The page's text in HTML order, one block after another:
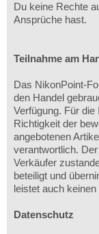
Du keine Rechte
Ansprüche hast.
Teilnahme am
Das NikonPoint-
den Handel
Verfügung. Für
Richtigkeit der
angebotenen
verantwortlich.
Verkäufer
beteiligt und
leistet auch keinen
Datenschutz